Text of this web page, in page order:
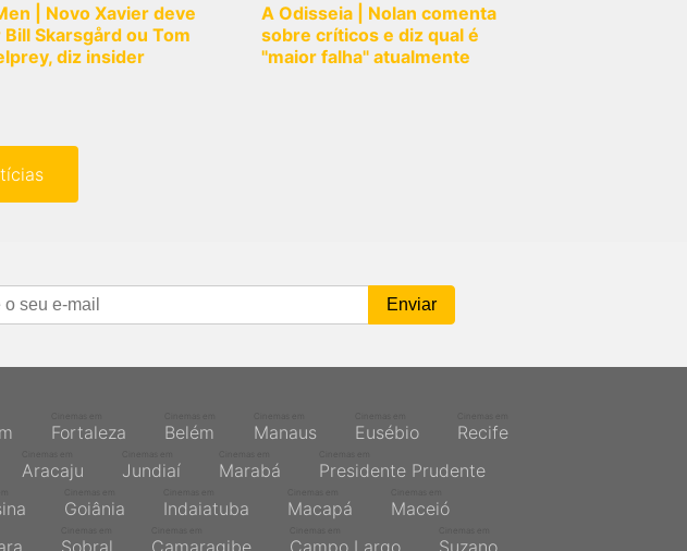
| Novo Xavier deve
Bill Skarsgård ou Tom
diz insider
A Odisseia | Nolan comenta
sobre críticos e diz qual é
"maior falha" atualmente
Fortaleza Belém Manaus Eusébio Recife
Aracaju Jundiaí Marabá Presidente Prudente
Goiânia Indaiatuba Macapá Maceió
Sobral Camaragibe Campo Largo Suzano